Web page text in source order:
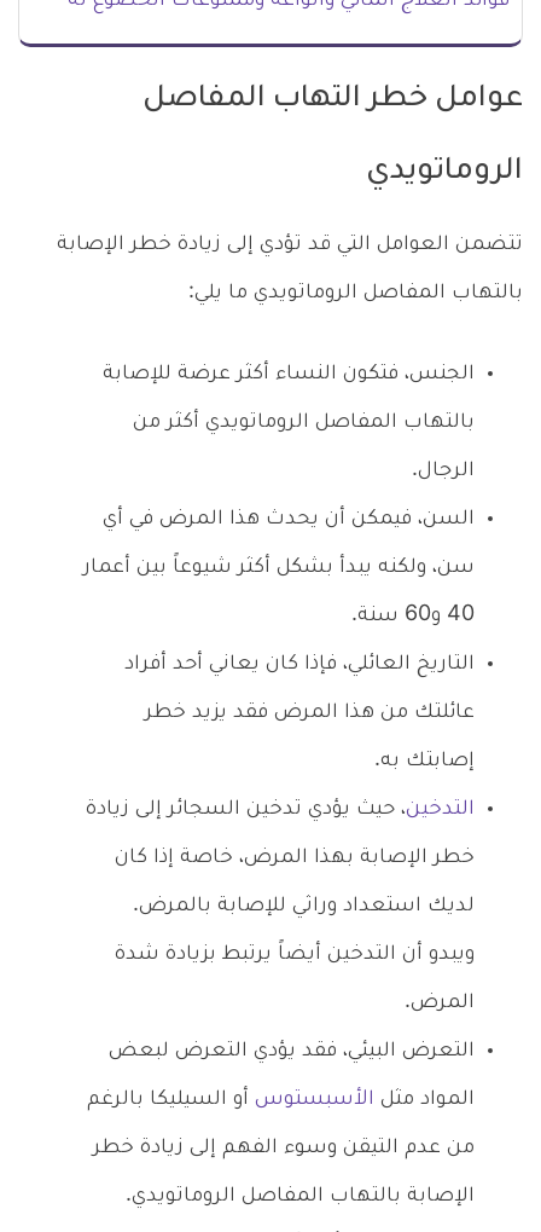
عوامل خطر التهاب المفاصل
الروماتويدي
تتضمن العوامل التي قد تؤدي إلى زيادة خطر الإصابة
بالتهاب المفاصل الروماتويدي ما يلي:
الجنس، فتكون النساء أكثر عرضة للإصابة
بالتهاب المفاصل الروماتويدي أكثر من
الرجال.
السن، فيمكن أن يحدث هذا المرض في أي
سن، ولكنه يبدأ بشكل أكثر شيوعاً بين أعمار
40 و60 سنة.
التاريخ العائلي، فإذا كان يعاني أحد أفراد
عائلتك من هذا المرض فقد يزيد خطر
إصابتك به.
التدخين، حيث يؤدي تدخين السجائر إلى زيادة
خطر الإصابة بهذا المرض، خاصة إذا كان
لديك استعداد وراثي للإصابة بالمرض.
ويبدو أن التدخين أيضاً يرتبط بزيادة شدة
المرض.
التعرض البيئي، فقد يؤدي التعرض لبعض
المواد مثل الأسبستوس أو السيليكا بالرغم
من عدم التيقن وسوء الفهم إلى زيادة خطر
الإصابة بالتهاب المفاصل الروماتويدي.